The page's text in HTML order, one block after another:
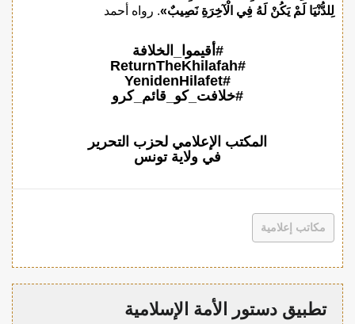
لِلدُّنْيَا لَمْ يَكُنْ لَهُ فِي الْآخِرَةِ نَصِيبٌ». رواه أحمد
#أقيموا_الخلافة
#ReturnTheKhilafah
#YenidenHilafet
#خلافت_کو_قائم_کرو
المكتب الإعلامي لحزب التحرير
في ولاية تونس
مكاتب إعلامية
تطبيق دستور الأمة الإسلامية